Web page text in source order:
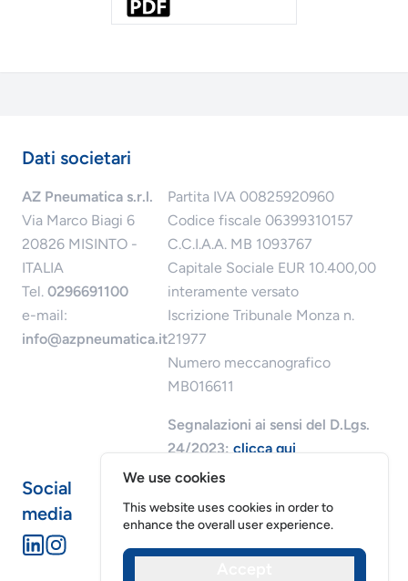
Dati societari
AZ Pneumatica s.r.l.
Via Marco Biagi 6
20826 MISINTO -
ITALIA
Tel. 0296691100
e-mail:
info@azpneumatica.it
Partita IVA 00825920960
Codice fiscale 06399310157
C.C.I.A.A. MB 1093767
Capitale Sociale EUR 10.400,00
interamente versato
Iscrizione Tribunale Monza n.
21977
Numero meccanografico
MB016611
Segnalazioni ai sensi del D.Lgs.
24/2023:clicca qui
Social
media
We use cookies
This website uses cookies in order to
enhance the overall user experience.